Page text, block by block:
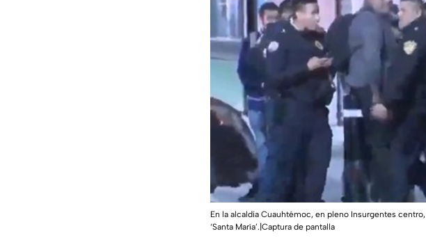
En la alcaldía Cuauhtémoc, en pleno Insurgentes
‘Santa María’.|Captura de pantalla